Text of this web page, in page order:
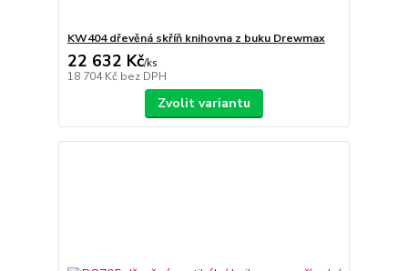
KW404 dřevěná skříň knihovna z buku Drewmax
22 632 Kč/ks
18 704 Kč bez DPH
Zvolit variantu